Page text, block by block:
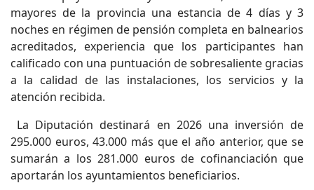
mayores de la provincia una estancia de 4 días y 3
noches en régimen de pensión completa en balnearios
acreditados, experiencia que los participantes han
calificado con una puntuación de sobresaliente gracias
a la calidad de las instalaciones, los servicios y la
atención recibida.
La Diputación destinará en 2026 una inversión de
295.000 euros, 43.000 más que el año anterior, que se
sumarán a los 281.000 euros de cofinanciación que
aportarán los ayuntamientos beneficiarios.